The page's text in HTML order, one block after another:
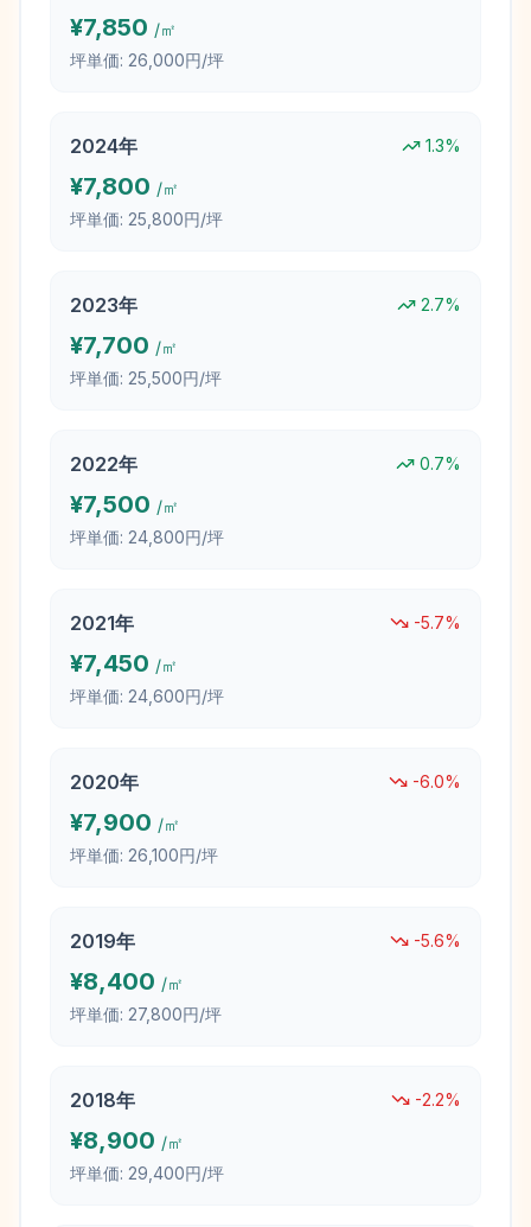
¥7,850 /㎡
坪単価: 26,000円/坪
2024年 1.3%
¥7,800 /㎡
坪単価: 25,800円/坪
2023年 2.7%
¥7,700 /㎡
坪単価: 25,500円/坪
2022年 0.7%
¥7,500 /㎡
坪単価: 24,800円/坪
2021年 -5.7%
¥7,450 /㎡
坪単価: 24,600円/坪
2020年 -6.0%
¥7,900 /㎡
坪単価: 26,100円/坪
2019年 -5.6%
¥8,400 /㎡
坪単価: 27,800円/坪
2018年 -2.2%
¥8,900 /㎡
坪単価: 29,400円/坪